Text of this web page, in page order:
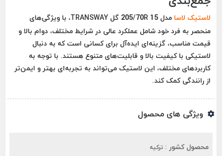
لاستیک لاسا
مدل 205/70R 15 گل TRANSWAY، با ویژگی‌های
منحصر به فرد خود شامل عملکرد عالی در شرایط مختلف، دوام بالا و
قیمت مناسب، گزینه‌ای ایده‌آل برای کسانی است که به دنبال
لاستیکی با کیفیت بالا و قابلیت‌های متنوع هستند. با توجه به
کاربردهای مختلف، این لاستیک می‌تواند به تجربه‌ای بهتر و ایمن‌تر
از رانندگی کمک کند.
ویژگی های محصول
محصول کشور : ترکیه